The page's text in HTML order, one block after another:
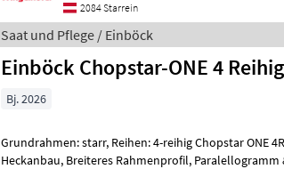
2084 Starrein
Saat und Pflege / Einböck
Einböck Chopstar-ONE 4 Reihig
Bj. 2026
Grundrahmen: starr, Reihen: 4-reihig Chopstar ONE
Heckanbau, Breiteres Rahmenprofil, Paralellogramm & Hackkörper